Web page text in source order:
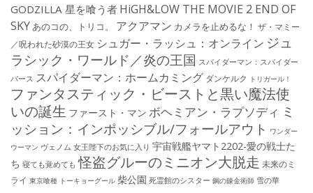
GODZILLA 星を喰う者 HiGH&LOW THE MOVIE 2 END OF
SKYあのコの、トリコ。 アクアマン カメラを止めるな！ ザ・マミー
／呪われた砂漠の王女 シュガー・ラッシュ：オンライン ジュ
ラシック・ワールド／炎の王国 スパイダーマン：スパイダー
バース スパイダーマン：ホームカミング ダンケルク トリガール！
ファンタスティック・ビーストと黒い魔法使
いの誕生 ファースト・マン ボヘミアン・ラプソディ ミ
ッション：インポッシブル/フォールアウト ワンダー
ウーマン ヴェノム 女王陛下のお気に入り 宇宙戦艦ヤマト2202-愛の戦士た
ち 寝ても覚めても 怪盗グルーのミニオン大脱走 未来のミ
ライ 東京喰種 トーキョーグール 柴公園 死霊館のシスター 鋼の錬金術師 雪の華